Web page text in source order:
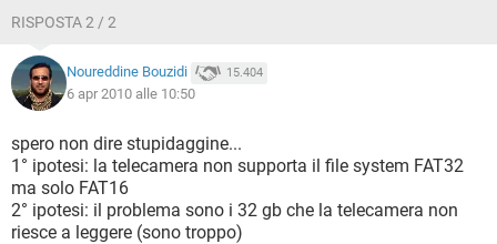
RISPOSTA 2 / 2
Noureddine Bouzidi 15.404
6 apr 2010 alle 10:50
spero non dire stupidaggine...
1° ipotesi: la telecamera non supporta il file system FAT32
ma solo FAT16
2° ipotesi: il problema sono i 32 gb che la telecamera non
riesce a leggere (sono troppo)